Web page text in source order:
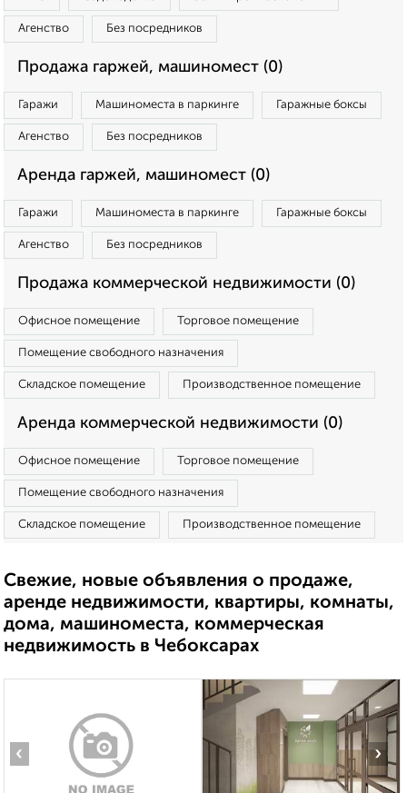
Агенство Без посредников
Продажа гаржей, машиномест (0)
Гаражи Машиноместа в паркинге Гаражные боксы
Агенство Без посредников
Аренда гаржей, машиномест (0)
Гаражи Машиноместа в паркинге Гаражные боксы
Агенство Без посредников
Продажа коммерческой недвижимости (0)
Офисное помещение Торговое помещение
Помещение свободного назначения
Складское помещение Производственное помещение
Аренда коммерческой недвижимости (0)
Офисное помещение Торговое помещение
Помещение свободного назначения
Складское помещение Производственное помещение
Свежие, новые объявления о продаже,
аренде недвижимости, квартиры, комнаты,
дома, машиноместа, коммерческая
недвижимость в Чебоксарах
‹ ›